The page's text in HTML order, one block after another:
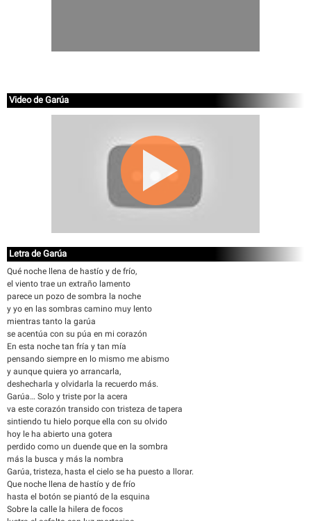
Video de Garúa
Letra de Garúa
Qué noche llena de hastío y de frío,
el viento trae un extraño lamento
parece un pozo de sombra la noche
y yo en las sombras camino muy lento
mientras tanto la garúa
se acentúa con su púa en mi corazón
En esta noche tan fría y tan mía
pensando siempre en lo mismo me abismo
y aunque quiera yo arrancarla,
deshecharla y olvidarla la recuerdo más.
Garúa… Solo y triste por la acera
va este corazón transido con tristeza de tapera
sintiendo tu hielo porque ella con su olvido
hoy le ha abierto una gotera
perdido como un duende que en la sombra
más la busca y más la nombra
Garúa, tristeza, hasta el cielo se ha puesto a llorar.
Que noche llena de hastío y de frío
hasta el botón se piantó de la esquina
Sobre la calle la hilera de focos